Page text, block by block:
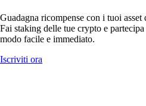
Guadagna ricompense con i tuoi
Fai staking delle tue crypto e
modo facile e immediato.
Iscriviti ora